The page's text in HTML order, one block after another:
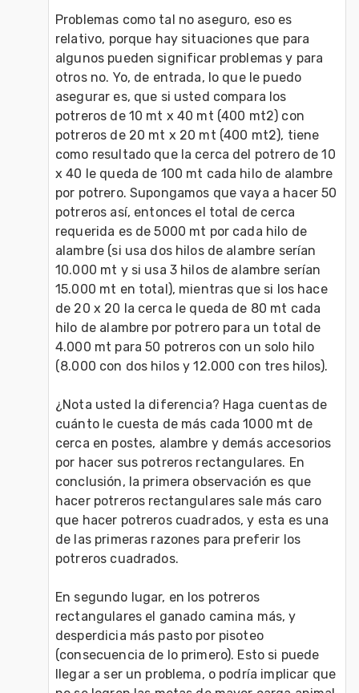
Problemas como tal no aseguro, eso es
relativo, porque hay situaciones que para
algunos pueden significar problemas y para
otros no. Yo, de entrada, lo que le puedo
asegurar es, que si usted compara los
potreros de 10 mt x 40 mt (400 mt2) con
potreros de 20 mt x 20 mt (400 mt2), tiene
como resultado que la cerca del potrero de 10
x 40 le queda de 100 mt cada hilo de alambre
por potrero. Supongamos que vaya a hacer 50
potreros así, entonces el total de cerca
requerida es de 5000 mt por cada hilo de
alambre (si usa dos hilos de alambre serían
10.000 mt y si usa 3 hilos de alambre serían
15.000 mt en total), mientras que si los hace
de 20 x 20 la cerca le queda de 80 mt cada
hilo de alambre por potrero para un total de
4.000 mt para 50 potreros con un solo hilo
(8.000 con dos hilos y 12.000 con tres hilos).
¿Nota usted la diferencia? Haga cuentas de
cuánto le cuesta de más cada 1000 mt de
cerca en postes, alambre y demás accesorios
por hacer sus potreros rectangulares. En
conclusión, la primera observación es que
hacer potreros rectangulares sale más caro
que hacer potreros cuadrados, y esta es una
de las primeras razones para preferir los
potreros cuadrados.
En segundo lugar, en los potreros
rectangulares el ganado camina más, y
desperdicia más pasto por pisoteo
(consecuencia de lo primero). Esto si puede
llegar a ser un problema, o podría implicar que